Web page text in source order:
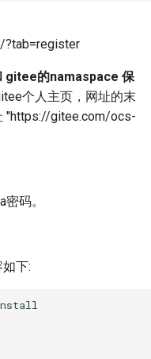
?tab=register
gitee的namaspace 保
个人主页，网址的末
"https://gitee.com/ocs-
码。
下: